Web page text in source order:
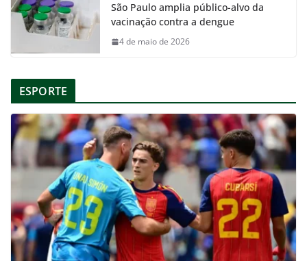
São Paulo amplia público-alvo da
vacinação contra a dengue
4 de maio de 2026
ESPORTE